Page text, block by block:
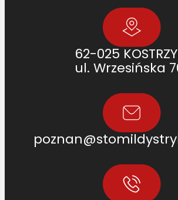
62-025
ul. Wrzesińska